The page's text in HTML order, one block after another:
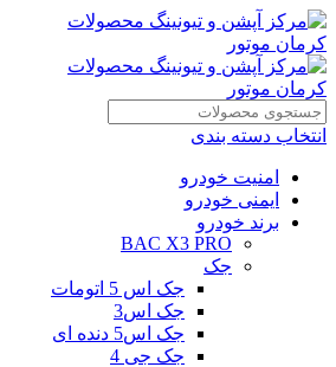
انتخاب دسته بندی
امنیت خودرو
ایمنی خودرو
برند خودرو
BAC X3 PRO
جک
جک اس 5 اتومات
جک اس3
جک اس5 دنده ای
جک جی 4